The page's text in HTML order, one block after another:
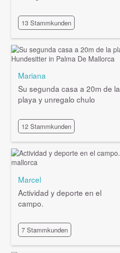
13 Stammkunden
Mariana
Su segunda casa a 20m de la
playa y unregalo chulo
12 Stammkunden
Marcel
Actividad y deporte en el
campo.
7 Stammkunden